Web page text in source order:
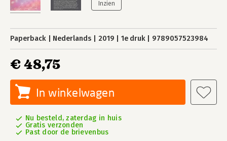
Paperback Nederlands 2019 1e druk 9789057523984
€ 48,75
In winkelwagen
Nu besteld, zaterdag in huis
Gratis verzonden
Past door de brievenbus